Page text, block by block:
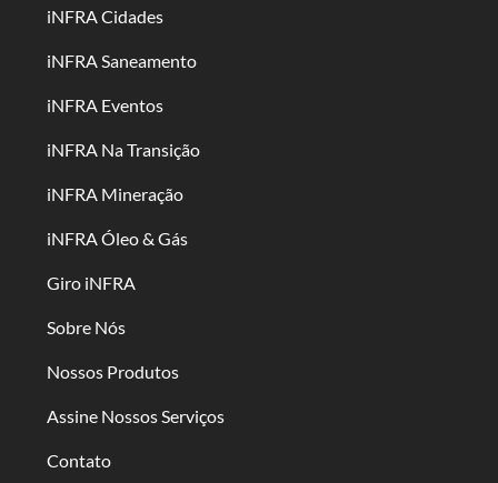
iNFRA Cidades
iNFRA Saneamento
iNFRA Eventos
iNFRA Na Transição
iNFRA Mineração
iNFRA Óleo & Gás
Giro iNFRA
Sobre Nós
Nossos Produtos
Assine Nossos Serviços
Contato